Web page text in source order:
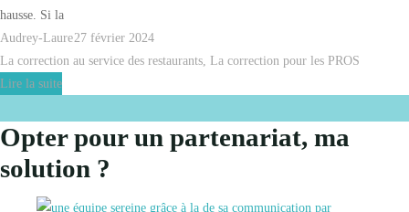
hausse. Si la
Audrey-Laure27 février 2024
La correction au service des restaurants La correction pour les PROS
Lire la suite
Opter pour un partenariat, ma
solution ?